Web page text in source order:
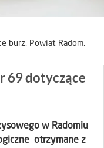
burz. Powiat Radom.
69 dotyczące
w Radomiu
otrzymane z